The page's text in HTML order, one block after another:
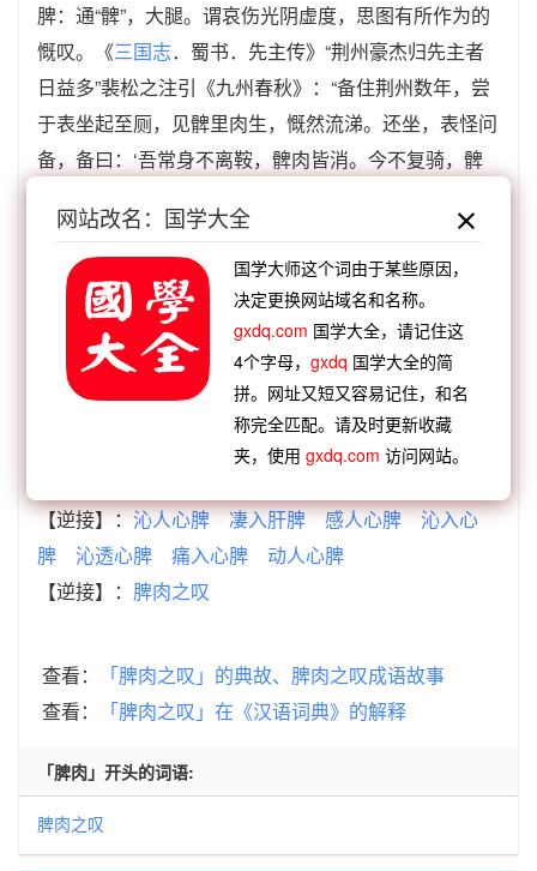
脾：通“髀”，大腿。谓哀伤光阴虚度，思图有所作为的
慨叹。《三国志．蜀书．先主传》“荆州豪杰归先主者
日益多”裴松之注引《九州春秋》：“备住荆州数年，尝
于表坐起至厕，见髀里肉生，慨然流涕。还坐，表怪问
备，备曰：‘吾常身不离鞍，髀肉皆消。今不复骑，髀
耳。’”郭沫若《革命春秋．到浦东去来》：“十日不见，
多少有点脾肉之叹的向华似乎更加焕发了。”
脾肉之叹 成语接龙
【顺接】：叹气唉声 叹老嗟卑 叹为观止
叹凤嗟
叹爲观止
微管之叹 白头之叹
短吁长
【逆接】：沁人心脾 凄入肝脾 感人心脾
沁入心
脾
沁透心脾 痛入心脾
动人心脾
【逆接】： 脾肉之叹
查看：
「脾肉之叹」的典故、脾肉之叹成语故事
查看：
「脾肉之叹」在《汉语词典》的解释
「脾肉」开头的词语:
脾肉之叹
网站改名：国学大全
国学大师这个词由于某些原因，
决定更换网站域名和名称。
gxdq.com 国学大全，请记住这
4个字母，gxdq 国学大全的简
拼。网址又短又容易记住，和名
称完全匹配。请及时更新收藏
夹，使用gxdq.com 访问网站。